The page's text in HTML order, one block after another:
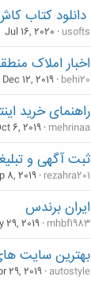
دانلود کتاب
usofts
Jul 16, 2020
اخبار املاک منطقه 22
behi20
Dec 12, 2019
راهنمای خرید
mehrinaa
6, 2019
ثبت آگهی و
rezahra201
8, 2019
ایران برندس
mhbf1983
29, 2019
بهترین سایت
autostyle
29, 2019